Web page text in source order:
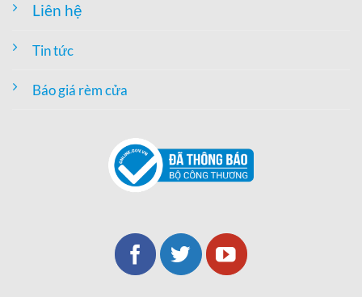
Liên hệ
Tin tức
Báo giá rèm cửa